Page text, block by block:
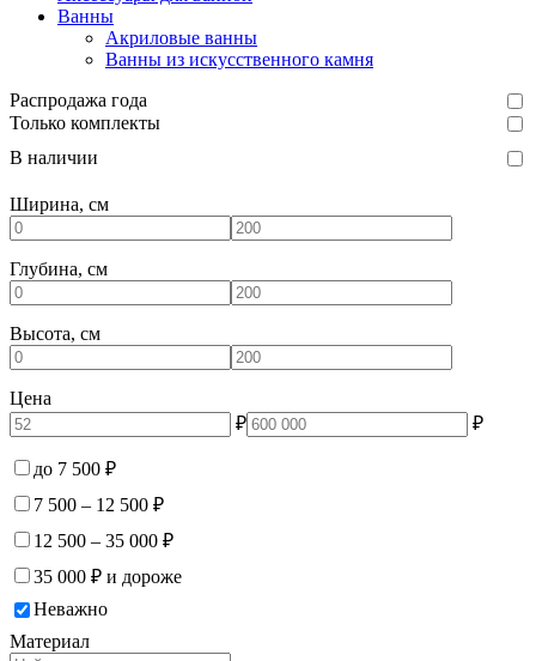
Ванны
Акриловые ванны
Ванны из искусственного камня
Распродажа года
Только комплекты
В наличии
Ширина, см
Глубина, см
Высота, см
Цена
₽
₽
до 7 500 ₽
7 500 – 12 500 ₽
12 500 – 35 000 ₽
35 000 ₽ и дороже
Неважно
Материал